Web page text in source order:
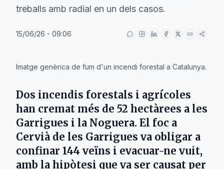
treballs amb radial en un dels casos.
15/06/26 - 09:06
Imatge genèrica de fum d'un incendi forestal a Catalunya.
Dos incendis forestals i agrícoles
han cremat més de 52 hectàrees a les
Garrigues i la Noguera. El foc a
Cervià de les Garrigues va obligar a
confinar 144 veïns i evacuar-ne vuit,
amb la hipòtesi que va ser causat per